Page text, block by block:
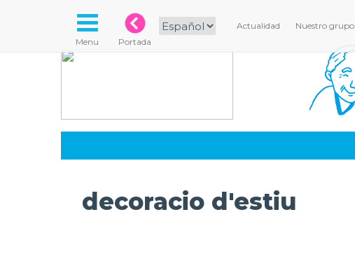
Actualidad Nuestro grupo
Menu Portada
decoracio d'estiu